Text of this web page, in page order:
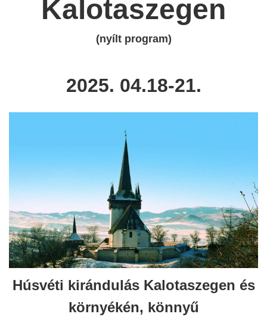
Kalotaszegen
(nyílt program)
2025. 04.18-21.
Húsvéti kirándulás Kalotaszegen és
környékén, könnyű